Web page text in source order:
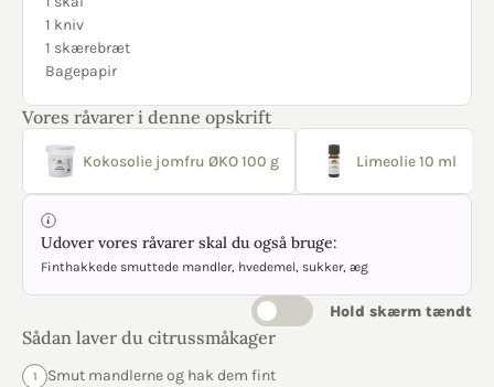
1 kniv
1 skærebræt
Bagepapir
Vores råvarer i denne opskrift
Kokosolie jomfru ØKO 100 g Limeolie 10 ml
Udover vores råvarer skal du også bruge:
Finthakkede smuttede mandler, hvedemel, sukker, æg
Hold skærm tændt
Sådan laver du citrussmåkager
1 Smut mandlerne og hak dem fint